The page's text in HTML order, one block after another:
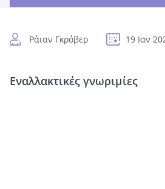
Ράιαν Γκρόβερ 19 Ιαν
Εναλλακτικές γνωριμίες